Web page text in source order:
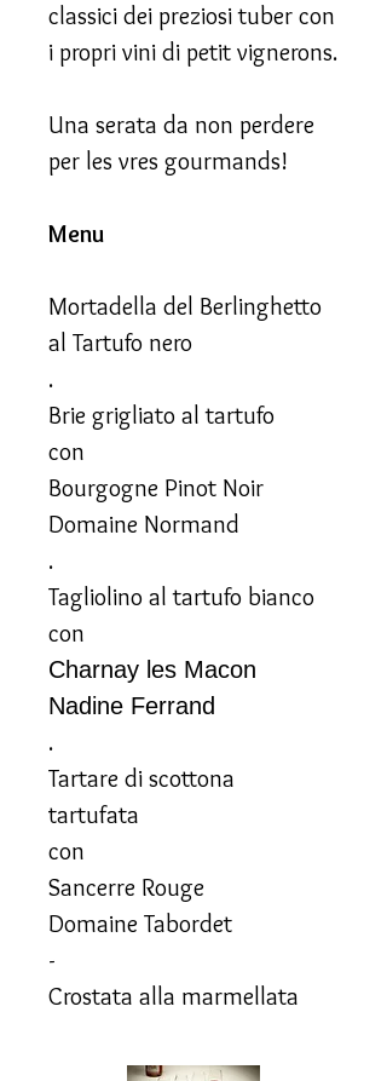
classici dei preziosi tuber con
i propri vini di petit vignerons.
Una serata da non perdere
per les vres gourmands!
Menu
Mortadella del Berlinghetto
al Tartufo nero
.
Brie grigliato al tartufo
con
Bourgogne Pinot Noir
Domaine Normand
.
Tagliolino al tartufo bianco
con
Charnay les Macon
Nadine Ferrand
.
Tartare di scottona
tartufata
con
Sancerre Rouge
Domaine Tabordet
-
Crostata alla marmellata